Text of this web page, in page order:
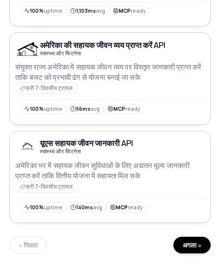
करने में सहायता के लिए डिज़ाइन किया गया है
100%uptime 1,103msavg MCPready
अमेरिका की सहायक जीवन व्यय प्राप्त करें API
स्वास्थ्य और फिटनेस
संयुक्त राज्य अमेरिका में सहायक जीवन व्यय पर विस्तृत जानकारी प्राप्त करें
ताकि बजट को प्रभावी ढंग से योजना बनाई जा सके
फ्री 7-दिवसीय ट्रायल
100%uptime 56msavg MCPready
यूएस सहायक जीवन जानकारी API
स्वास्थ्य और फिटनेस
अमेरिका भर में सहायक जीवन सुविधाओं के लिए अद्यतन मूल्य जानकारी
प्राप्त करें ताकि वित्तीय योजना में सहायता मिल सके
फ्री 7-दिवसीय ट्रायल
100%uptime 140msavg MCPready
« पिछला अगला »